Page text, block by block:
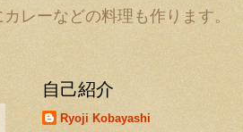
レーなどの料理も作ります。
自己紹介
Ryoji Kobayashi